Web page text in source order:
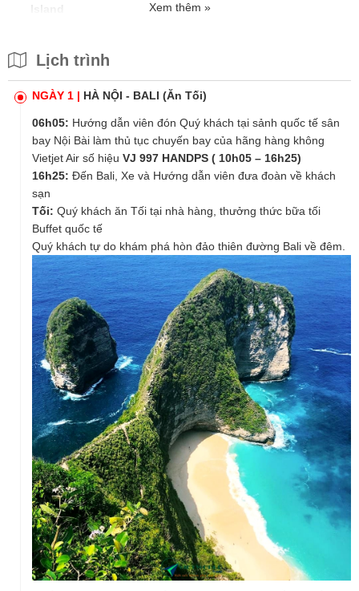
Island
Khách sạn 4 sao trung tâm Bali.
Khám phá văn hóa Bali và thăm các đền nổi tiếng nhất
của Bali
Chụp ảnh với tổ chim, hồ bơi vô cực và ăn món cơm
sườn độc đáo tại câu lạc bộ DTukad
Check in Bali Swing sang chảnh
Tặng bữa ăn trưa trên máy bay chiều đi: 145.000vnd/ 1
Mua sắm tại các siêu thị miễn thuế và làng nghề thủ công
truyền thống đa dạng.
Xem thêm »
Lịch trình
NGÀY 1 | HÀ NỘI - BALI (Ăn Tối)
06h05: Hướng dẫn viên đón Quý khách tại sảnh quốc tế sân
bay Nội Bài làm thủ tục chuyến bay của hãng hàng không
Vietjet Air số hiệu VJ 997 HANDPS ( 10h05 – 16h25)
16h25: Đến Bali, Xe và Hướng dẫn viên đưa đoàn về khách
sạn
Tối: Quý khách ăn Tối tại nhà hàng, thưởng thức bữa tối
Buffet quốc tế
Quý khách tự do khám phá hòn đảo thiên đường Bali về đêm.